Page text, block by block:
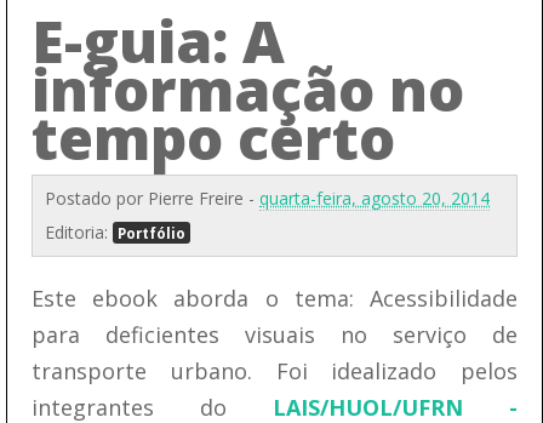
E-guia: A
informação no
tempo certo
Postado por Pierre Freire - quarta-feira, agosto 20, 2014
Editoria:
Portfólio
Este ebook aborda o tema: Acessibilidade
para deficientes visuais no serviço de
transporte urbano. Foi idealizado pelos
integrantes do LAIS/HUOL/UFRN -